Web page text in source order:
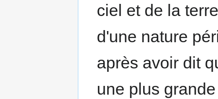
ciel et de la
d'une nature
après avoir dit
une plus